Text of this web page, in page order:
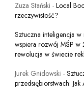
Zuza Stański - Local
rzeczywistość?
Sztuczna inteligencja w
wspiera rozwój MŚP w
rewolucja w świecie
Jurek Gnidowski -
przedsiębiorstwach: